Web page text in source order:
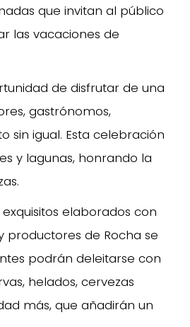
que invitan al público
las vacaciones de
de disfrutar de una
gastrónomos,
sin igual. Esta celebración
y lagunas, honrando la
elaborados con
productores de Rocha se
podrán deleitarse con
helados, cervezas
más, que añadirán un